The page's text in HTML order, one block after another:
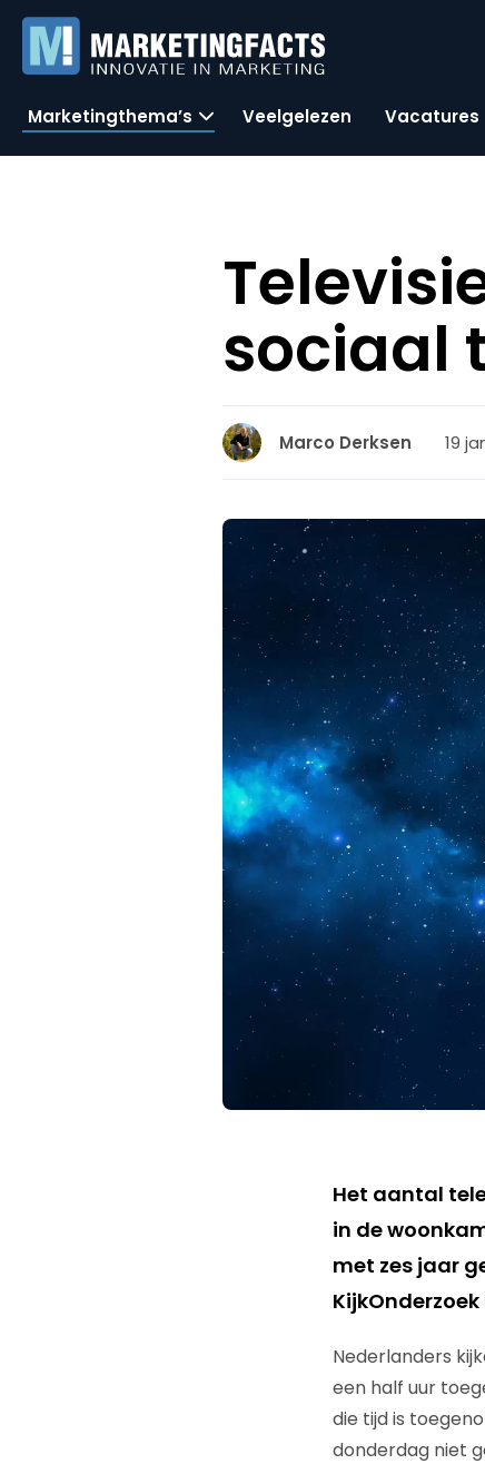
Marketingthema’s Veelgelezen Vacatures
sociaal
Marco Derksen 19
Het aantal
in de
met zes jaar
Nederlanders
een half uur
die tijd is
donderdag niet